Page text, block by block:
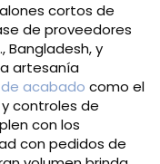
cortos de
de proveedores
Bangladesh, y
artesanía
acabado como el
controles de
con los
con pedidos de